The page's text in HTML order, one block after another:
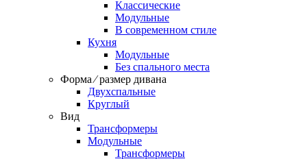
Классические
Модульные
В современном стиле
Кухня
Модульные
Без спального места
Форма ⁄ размер дивана
Двухспальные
Круглый
Вид
Трансформеры
Модульные
Трансформеры